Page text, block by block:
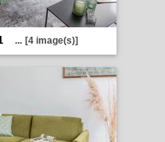
... [4 image(s)]